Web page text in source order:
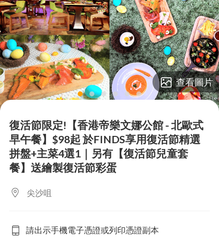
lens lens lens lens lens lens
查看圖片
復活節限定!【香港帝樂文娜公館 - 北歐式
早午餐】$98起 於FINDS享用復活節精選
拼盤+主菜4選1｜另有【復活節兒童套
餐】送繪製復活節彩蛋
尖沙咀
請出示手機電子憑證或列印憑證副本